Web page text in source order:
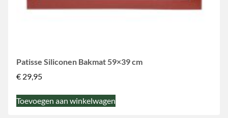
Patisse Siliconen Bakmat 59×39 cm
€ 29,95
Toevoegen aan winkelwagen